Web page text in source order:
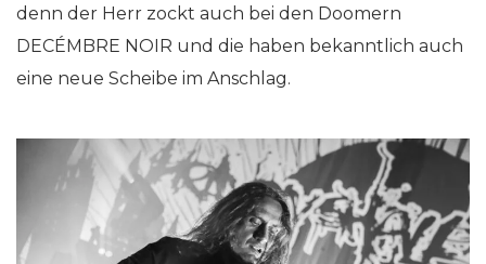
denn der Herr zockt auch bei den Doomern
DECÉMBRE NOIR und die haben bekanntlich auch
eine neue Scheibe im Anschlag.